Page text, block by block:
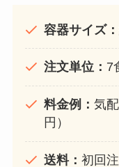
容器サイズ：
注文単位： 7
料金例： 気
円）
送料： 初回